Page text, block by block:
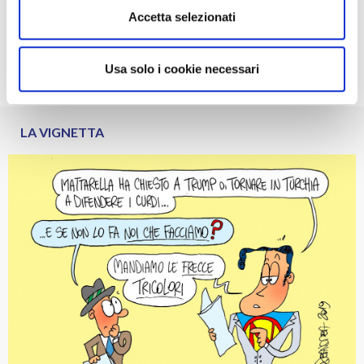
Accetta selezionati
Usa solo i cookie necessari
Editoriale Approfondimenti
Dura lex
LA VIGNETTA